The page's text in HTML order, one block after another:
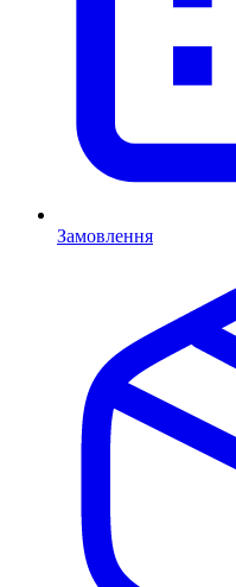
Замовлення